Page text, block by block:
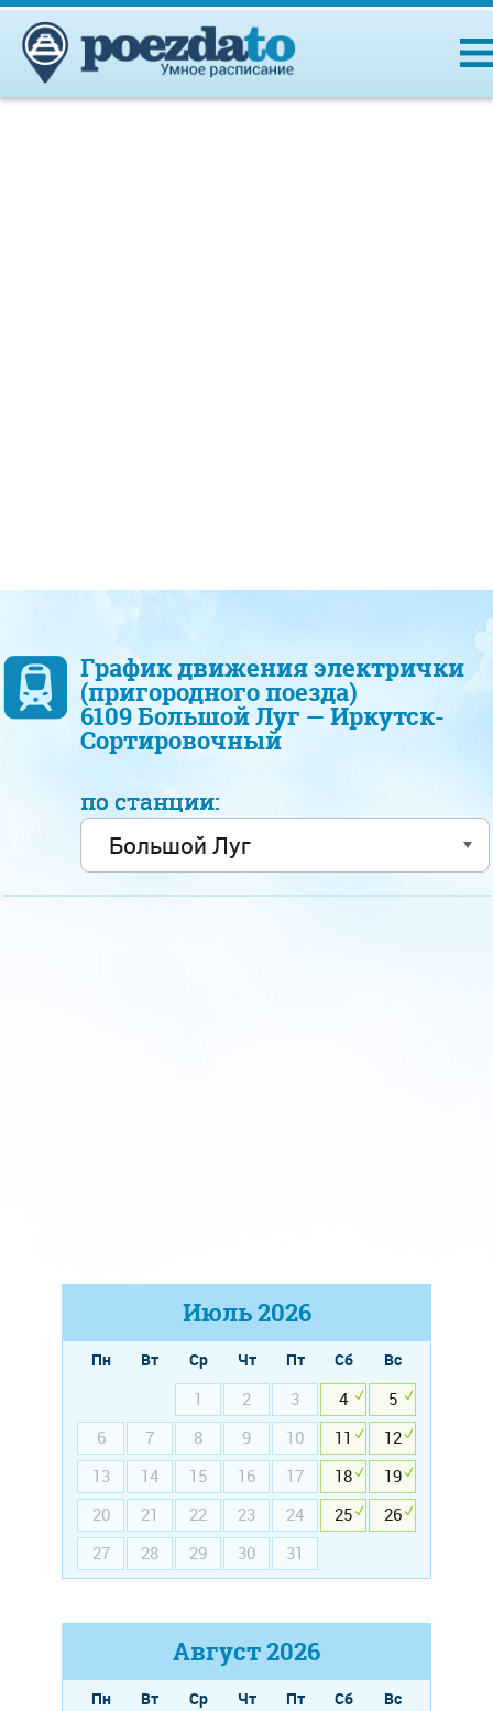
График движения электрички
(пригородного поезда)
6109 Большой Луг — Иркутск-
Сортировочный
по станции:
Июль2026
Пн Вт Ср Чт Пт Сб
Вс
1
2 3 4
5
6
7 8 9 10 11
12
13
14 15 16 17 18
19
20
21 22 23 24 25
26
27
28 29 30 31
Август2026
Пн Вт Ср Чт Пт Сб
Вс